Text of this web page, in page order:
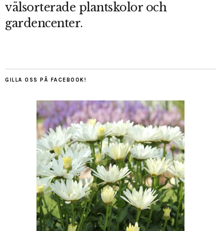
välsorterade plantskolor och
gardencenter.
GILLA OSS PÅ FACEBOOK!